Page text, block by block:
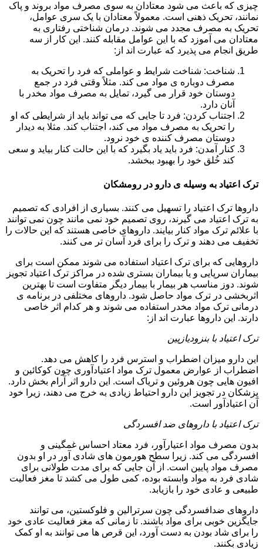
چیزی که باعث می شود معتادان به سوی مصرف مواد بروند و پاک
نمانند، تحریک ذهنی است. معمولاً معتادان با یک سری عوامل،
تحریک به مصرف مجدد می شوند. درمان شناختی رفتاری به
معتادان می آموزد که با این عوامل مقابله کنند. این کار از سه
طریق انجام می پذیرد که عبارت اند از:
شناخت: شناخت شرایط و عواملی که فرد را تحریک به
مصرف دوباره ی مواد می کند. مثلاً وقتی فرد در جمع
دوستان خود قرار می گیرد، تمایل به مصرف مواد مخدر با
آنان دارد.
اجتناب کردن: فرد تا جایی که می تواند باید از شرایطی که او
را تحریک به مصرف مواد می کند، اجتناب کند. مثلا به دیدار
دوستان مصرف کننده ی خود نرود.
کنار آمدن: فرد باید یاد بگیرد که با این حالت کنار بیاید و سعی
کند خُلق خود را بهبود ببخشد.
ترک اعتیاد به وسیله ی دارو در رومشکان
داروها ترک اعتیاد را تسهیل می کنند. بسیاری از افرادی که تصمیم
به ترک اعتیاد می گیرند، روی تصمیم خود نمی مانند چون نمی توانند
با علائم ترک مواد کنار بیایند. داروهای خاصی هستند که این حالات را
تخفیف می دهند و ترک را برای فرد آسان تر می کنند.
داروهایی که برای ترک اعتیاد استفاده می شوند ممکن است برای
بیماران سرپایی و یا بیماران بستری شده در مراکز ترک اعتیاد تجویز
شوند. دوز مناسب هر بیمار با بیمار دیگر متفاوت است تا بهترین
اثربخشی در ترک مواد حاصل شود. داروهای مختلفی در برنامه ی
درمانی ترک مواد مخدر استفاده می شوند و هر کدام اثر خاصی
دارند. این داروها عبارت اند از:
ترک اعتیاد با بنزودیازپین
این دارو میزان اضطراب و استرس فرد را کاهش می دهد.
اضطراب از عوارض معمول ترک مواد اعتیادآوری چون کوکائین و
افیون هایی چون هروئین و تریاک است. این دارو اثر آرام بخش دارد.
پزشکان در تجویز این دارو احتیاط زیادی به خرج می دهند، زیرا خود
آن اعتیادآور است.
ترک اعتیاد با داروهای ضد افسردگی
بدون مصرف مواد اعتیارآور، فرد معتاد احساس غمگینی و
افسردگی می کند. زیرا سطح هورمون های شادی آور در او بدون
مصرف مواد پایین است. از آن جایی که برای مدت طولانی برای
شادی فرد به مواد وابسته بوده، کمی طول می کشد تا مغز فعالیت
طبیعی و عادی خود را بازیابد.
داروهای ضدافسردگی چون سرترالین و فلوکستین، می توانند
جایگزین خوبی برای مواد باشند. تا زمانی که مغز فعالیت عادی خود
را برای شاد بودن به دست آورد، این قرص ها می توانند به او کمک
زیادی بکنند.